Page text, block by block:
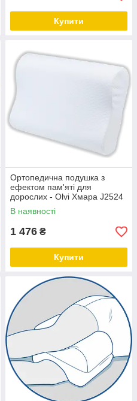
Купити
Ортопедична подушка з
ефектом пам'яті для
дорослих - Olvi Хмара J2524
В наявності
1 476 ₴
Купити